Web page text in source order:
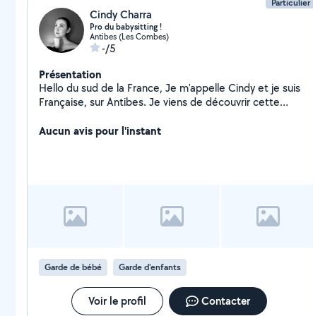
Particulier
Cindy Charra
Pro du babysitting !
Antibes (Les Combes)
-/5
Présentation
Hello du sud de la France, Je m'appelle Cindy et je suis
Française, sur Antibes. Je viens de découvrir cette
s'entraider. Je suis une ancienne fille au pair donc je
Aucun avis pour l'instant
Garde de bébé Garde d'enfants
Voir le profil Contacter